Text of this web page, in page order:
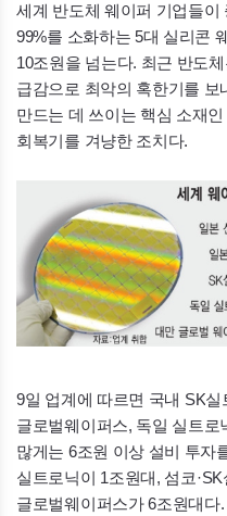
세계 반도체 웨이퍼 기업들이
99%를 소화하는 5대 실리콘
10조원을 넘는다. 최근 반도
급감으로 최악의 혹한기를
만드는 데 쓰이는 핵심 소재
회복기를 겨냥한 조치다.
9일 업계에 따르면 국내 SK실
글로벌웨이퍼스, 독일 실트로
많게는 6조원 이상 설비 투자
실트로닉이 1조원대, 섬코·SK
글로벌웨이퍼스가 6조원대다